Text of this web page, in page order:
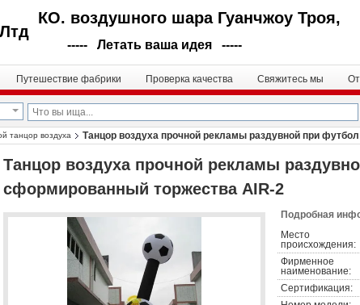
КО. воздушного шара Гуанчжоу Троя,
Лтд
----- Летать ваша идея -----
Путешествие фабрики Проверка качества Свяжитесь мы
танцор воздуха
Танцор воздуха прочной рекламы раздувной при
Танцор воздуха прочной рекламы
сформированный торжества AIR-2
Подробная
Место
происхождения:
Фирменное
наименование:
Сертификация: